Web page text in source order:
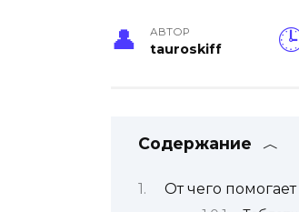
АВТОР
tauroskiff
Содержание
От чего